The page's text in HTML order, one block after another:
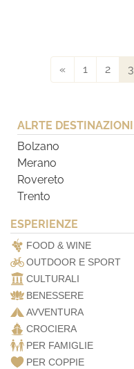
« 1 2 3
ALRTE DESTINAZIONI
Bolzano
Merano
Rovereto
Trento
ESPERIENZE
FOOD & WINE
OUTDOOR E SPORT
CULTURALI
BENESSERE
AVVENTURA
CROCIERA
PER FAMIGLIE
PER COPPIE